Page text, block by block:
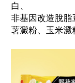
白、
非基因改造脫脂
薯澱粉、玉米澱